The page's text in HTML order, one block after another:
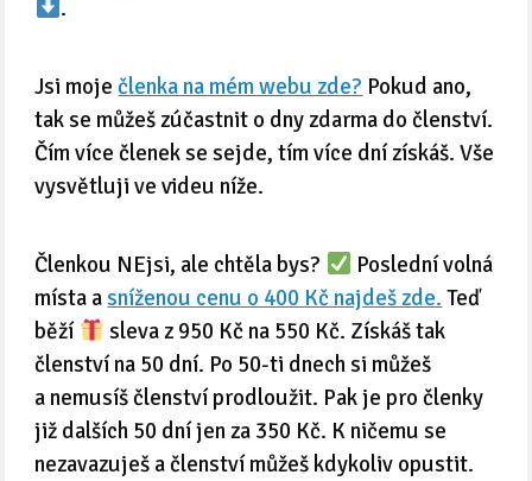
.
Jsi moječlenka na mém webu zde? Pokud ano,
tak se můžeš zúčastnit o dny zdarma do členství.
Čím více členek se sejde, tím více dní získáš. Vše
vysvětluji ve videu níže.
Členkou NEjsi, ale chtěla bys?
Poslední volná
místa asníženou cenu o 400 Kč najdeš zde. Teď
běží
sleva z 950 Kč na 550 Kč. Získáš tak
členství na 50 dní. Po 50-ti dnech si můžeš
a nemusíš členství prodloužit. Pak je pro členky
již dalších 50 dní jen za 350 Kč. K ničemu se
nezavazuješ a členství můžeš kdykoliv opustit.